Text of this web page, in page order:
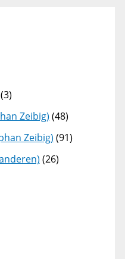
(3)
Zeibig) (48)
Zeibig) (91)
(26)